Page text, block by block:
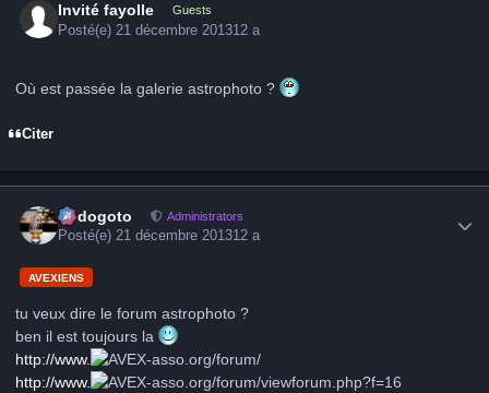
Invité fayolle Guests
Posté(e) 21 décembre 201312 a
Où est passée la galerie astrophoto ?
Citer
frédogoto Administrators
Posté(e)21 décembre 201312 a
AVEXIENS
tu veux dire le forum astrophoto ?
ben il est toujours la
http://www.
-asso.org/forum/
http://www.
-asso.org/forum/viewforum.php?f=16